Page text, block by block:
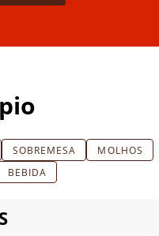
SOBREMESA
MOLHOS
BEBIDA